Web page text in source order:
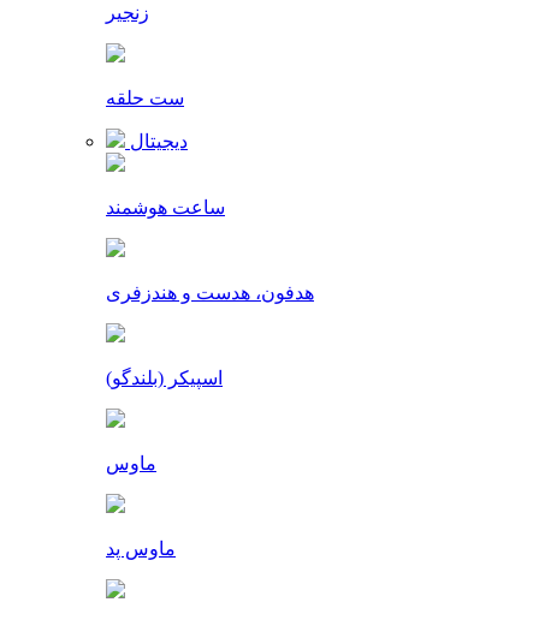
زنجیر
ست حلقه
دیجیتال
ساعت هوشمند
هدفون، هدست و هندزفری
اسپیکر (بلندگو)
ماوس
ماوس پد